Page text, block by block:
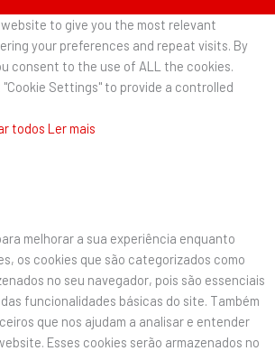
to give you the most relevant
your preferences and repeat visits. By
consent to the use of ALL the cookies.
"Cookie Settings" to provide a controlled
todos Ler mais
melhorar a sua experiência enquanto
os cookies que são categorizados como
no seu navegador, pois são essenciais
funcionalidades básicas do site. Também
que nos ajudam a analisar e entender
Esses cookies serão armazenados no